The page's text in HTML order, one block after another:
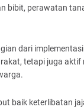
bibit, perawatan
dari
tetapi juga
baik keterlibatan